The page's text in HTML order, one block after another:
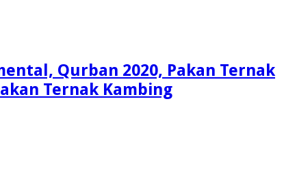
Qurban 2020, Pakan Ternak
Ternak Kambing